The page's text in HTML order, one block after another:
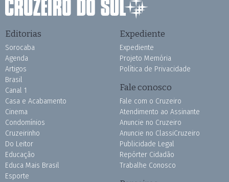
Editorias
Sorocaba
Agenda
Artigos
Brasil
Canal 1
Casa e Acabamento
Cinema
Condomínios
Cruzeirinho
Do Leitor
Educação
Educa Mais Brasil
Esporte
Expediente
Expediente
Projeto Memória
Política de Privacidade
Fale conosco
Fale com o Cruzeiro
Atendimento ao Assinante
Anuncie no Cruzeiro
Anuncie no ClassiCruzeiro
Publicidade Legal
Repórter Cidadão
Trabalhe Conosco